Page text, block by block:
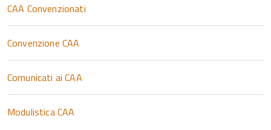
CAA Convenzionati
Convenzione CAA
Comunicati ai CAA
Modulistica CAA